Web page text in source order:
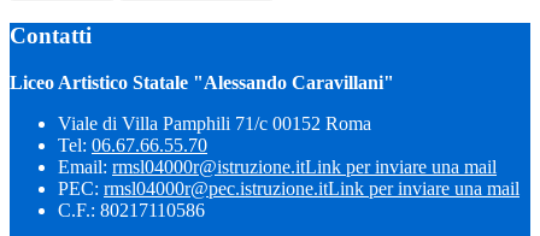
Contatti
Liceo Artistico Statale "Alessando Caravillani"
Viale di Villa Pamphili 71/c 00152 Roma
Tel: 06.67.66.55.70
Email: rmsl04000r@istruzione.itLink per inviare una mail
PEC: rmsl04000r@pec.istruzione.itLink per inviare una mail
C.F.: 80217110586